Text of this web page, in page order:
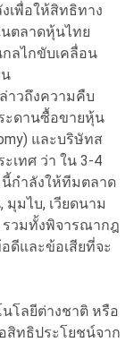
เพื่อให้สิทธิทาง
ตลาดหุ้นไทย
ลไกขับเคลื่อน
าวถึงความคืบ
ะดานซื้อขายหุ้น
และบริษัทส
เทศ ว่า ใน 3-4
กำลังให้ทีมตลาด
มไบ, เวียดนาม
รวมทั้งพิจารณากฎ
ดีและข้อเสียที่จะ
โลยีต่างชาติ หรือ
สิทธิประโยชน์จาก